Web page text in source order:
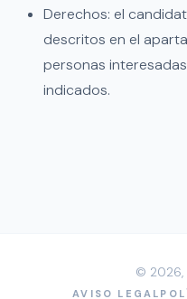
Derechos: el
descritos en el
personas
indicados.
© 2026,
AVISO LEGAL